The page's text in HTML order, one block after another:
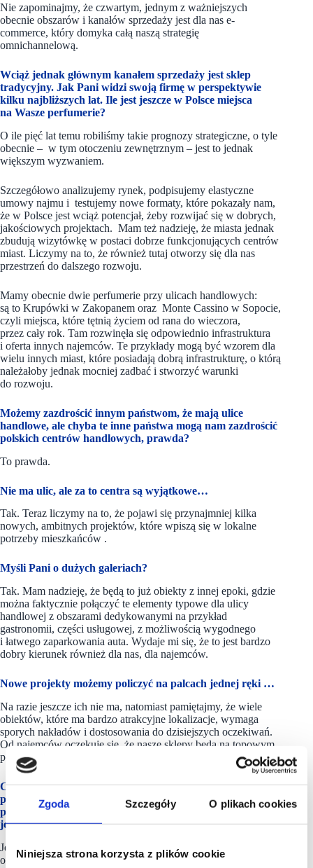
Zgoda Szczegóły O plikach cookies
Niniejsza strona korzysta z plików cookie
Nie zapominajmy, że czwartym, jednym z ważniejszych
obecnie obszarów i kanałów sprzedaży jest dla nas e-
commerce, który domyka całą naszą strategię
omnichannelową.
Wciąż jednak głównym kanałem sprzedaży jest sklep
tradycyjny. Jak Pani widzi swoją firmę w perspektywie
kilku najbliższych lat. Ile jest jeszcze w Polsce miejsca
na Wasze perfumerie?
O ile pięć lat temu robiliśmy takie prognozy strategiczne, o tyle
obecnie – w tym otoczeniu zewnętrznym – jest to jednak
większym wyzwaniem.
Szczegółowo analizujemy rynek, podpisujemy elastyczne
umowy najmu i testujemy nowe formaty, które pokazały nam,
że w Polsce jest wciąż potencjał, żeby rozwijać się w dobrych,
jakościowych projektach. Mam też nadzieję, że miasta jednak
zbudują wizytówkę w postaci dobrze funkcjonujących centrów
miast. Liczymy na to, że również tutaj otworzy się dla nas
przestrzeń do dalszego rozwoju.
Mamy obecnie dwie perfumerie przy ulicach handlowych:
są to Krupówki w Zakopanem oraz Monte Cassino w Sopocie,
czyli miejsca, które tętnią życiem od rana do wieczora,
przez cały rok. Tam rozwinęła się odpowiednio infrastruktura
i oferta innych najemców. Te przykłady mogą być wzorem dla
wielu innych miast, które posiadają dobrą infrastrukturę, o którą
należałoby jednak mocniej zadbać i stworzyć warunki
do rozwoju.
Możemy zazdrościć innym państwom, że mają ulice
handlowe, ale chyba te inne państwa mogą nam zazdrościć
polskich centrów handlowych, prawda?
To prawda.
Nie ma ulic, ale za to centra są wyjątkowe…
Tak. Teraz liczymy na to, że pojawi się przynajmniej kilka
nowych, ambitnych projektów, które wpiszą się w lokalne
potrzeby mieszkańców .
Myśli Pani o dużych galeriach?
Tak. Mam nadzieję, że będą to już obiekty z innej epoki, gdzie
można faktycznie połączyć te elementy typowe dla ulicy
handlowej z obszarami dedykowanymi na przykład
gastronomii, części usługowej, z możliwością wygodnego
i łatwego zaparkowania auta. Wydaje mi się, że to jest bardzo
dobry kierunek również dla nas, dla najemców.
Nowe projekty możemy policzyć na palcach jednej ręki …
Na razie jeszcze ich nie ma, natomiast pamiętajmy, że wiele
obiektów, które ma bardzo atrakcyjne lokalizacje, wymaga
sporych nakładów i dostosowania do dzisiejszych oczekiwań.
Od najemców oczekuje się, że nasze sklepy będą na topowym
poziomie. Podobne wyzwanie stoi przed wynajmującymi.
Czy myśli Pani o tym, że w ramach modernizacji
pojawiłyby się też przestrzenie do tego, żeby Wasze
perfumerie, w ramach relokacji, znajdowały dla siebie
jeszcze lepsze miejsca?
Jest wiele atrakcyjnych lokalizacji, w których chętnie
otworzylibyśmy bardzo duże, piękne perfumerie w stylu